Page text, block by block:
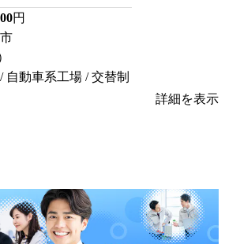
円
自動車系工場 / 交替制
詳細を表示